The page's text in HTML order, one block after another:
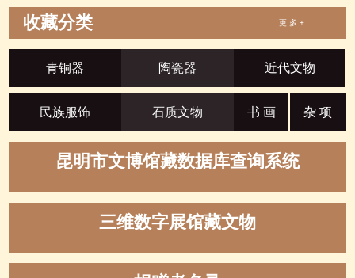
收藏分类 更 多 +
青铜器 陶瓷器 近代文物
民族服饰 石质文物 书 画 杂 项
昆明市文博馆藏数据库查询系统
三维数字展馆藏文物